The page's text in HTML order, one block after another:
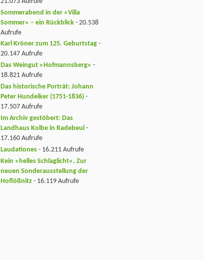
Sommerabend in der »Villa
Sommer« – ein Rückblick - 20.538
Aufrufe
Karl Kröner zum 125. Geburtstag -
20.147 Aufrufe
Das Weingut »Hofmannsberg« -
18.821 Aufrufe
Das historische Porträt: Johann
Peter Hundeiker (1751-1836) -
17.507 Aufrufe
Im Archiv gestöbert: Das
Landhaus Kolbe in Radebeul -
17.160 Aufrufe
Laudationes - 16.211 Aufrufe
Kein »helles Schlaglicht«. Zur
neuen Sonderausstellung der
Hoflößnitz - 16.119 Aufrufe